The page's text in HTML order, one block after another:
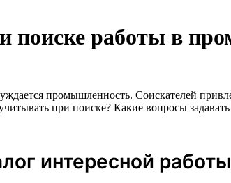
поиске работы в
промышленность. Соискателей
при поиске? Какие вопросы
интересной работы